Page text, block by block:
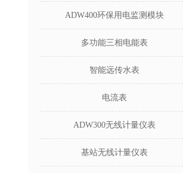
ADW400环保用电监测模块
多功能三相电能表
智能远传水表
电流表
ADW300无线计量仪表
基站无线计量仪表